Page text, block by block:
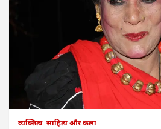
व्यक्तित्व साहित्य और कला